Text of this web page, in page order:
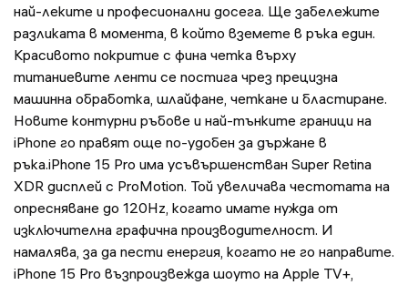
най-леките и професионални досега. Ще забележите
разликата в момента, в който вземете в ръка един.
Красивото покритие с фина четка върху
титаниевите ленти се постига чрез прецизна
машинна обработка, шлайфане, четкане и бластиране.
Новите контурни ръбове и най-тънките граници на
iPhone го правят още по-удобен за държане в
ръка.iPhone 15 Pro има усъвършенстван Super Retina
XDR дисплей с ProMotion. Той увеличава честотата на
опресняване до 120Hz, когато имате нужда от
изключителна графична производителност. И
намалява, за да пести енергия, когато не го направите.
iPhone 15 Pro възпроизвежда шоуто на Apple TV+,